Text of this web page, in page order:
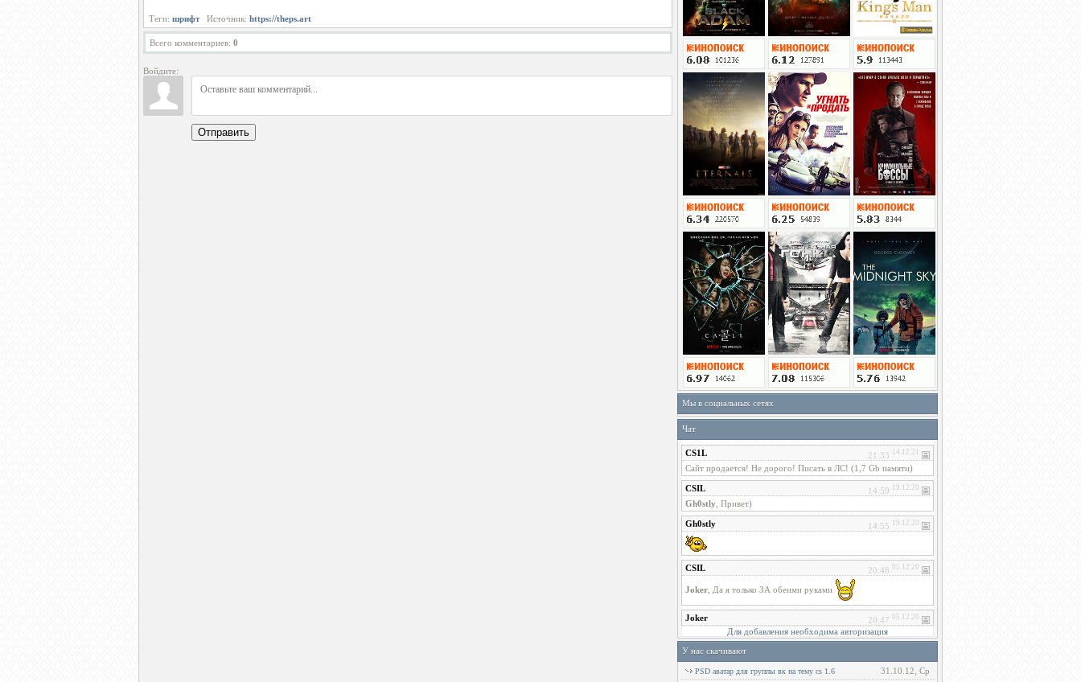
Теги: шрифтИсточник: https://theps.art
Всего комментариев: 0
Войдите:
Отправить
Мы в социальных сетях
Чат
Для добавления необходима авторизация
У нас скачивают
31.10.12, Ср
PSD аватар для группы вк на тему cs 1.6